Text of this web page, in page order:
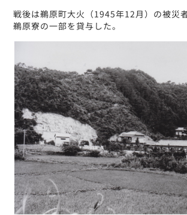
戦後は鵜原町大火（1945年12月）の被災
鵜原寮の一部を貸与した。